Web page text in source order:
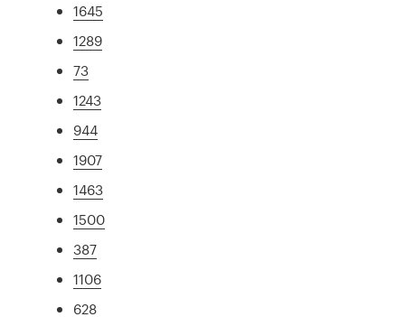
1645
1289
73
1243
944
1907
1463
1500
387
1106
628